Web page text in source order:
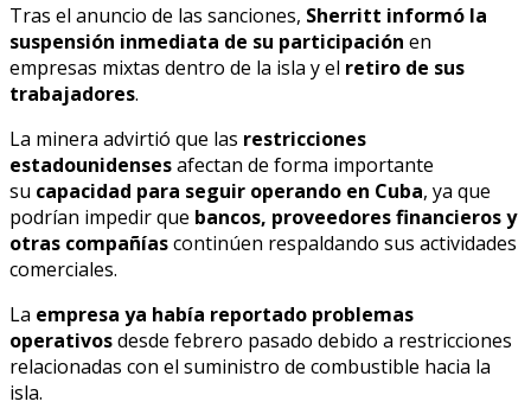
Tras el anuncio de las sanciones, Sherritt informó la
suspensión inmediata de su participación en
empresas mixtas dentro de la isla y el retiro de sus
trabajadores.
La minera advirtió que las restricciones
estadounidensesafectan de forma importante
su capacidad para seguir operando en Cuba, ya que
podrían impedir que bancos, proveedores financieros y
otras compañíascontinúen respaldando sus actividades
comerciales.
La empresa ya había reportado problemas
operativosdesde febrero pasado debido a restricciones
relacionadas con el suministro de combustible hacia la
isla.